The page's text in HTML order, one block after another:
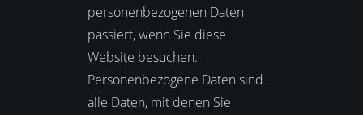
personenbezogenen Daten
passiert, wenn Sie diese
Website besuchen.
Personenbezogene Daten sind
alle Daten, mit denen Sie